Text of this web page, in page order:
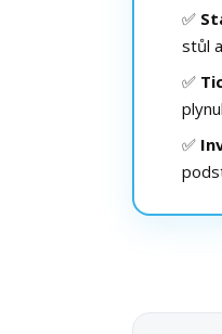
✅
stůl
✅
✅